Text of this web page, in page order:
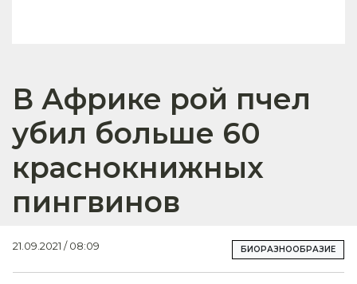
В Африке рой пчел
убил больше 60
краснокнижных
пингвинов
21.09.2021 / 08:09 БИОРАЗНООБРАЗИЕ